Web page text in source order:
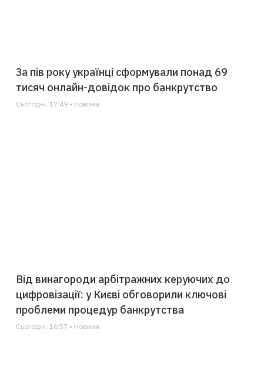
За пів року українці сформували понад 69
тисяч онлайн-довідок про банкрутство
Сьогодні, 17:49 • Новини
Від винагороди арбітражних керуючих до
цифровізації: у Києві обговорили ключові
проблеми процедур банкрутства
Сьогодні, 16:57 • Новини